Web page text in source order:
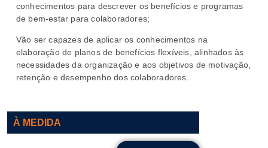
conhecimentos para descrever os benefícios e programas
de bem-estar para colaboradores;
Vão ser capazes de aplicar os conhecimentos na
elaboração de planos de benefícios flexíveis, alinhados às
necessidades da organização e aos objetivos de motivação,
retenção e desempenho dos colaboradores.
À MEDIDA